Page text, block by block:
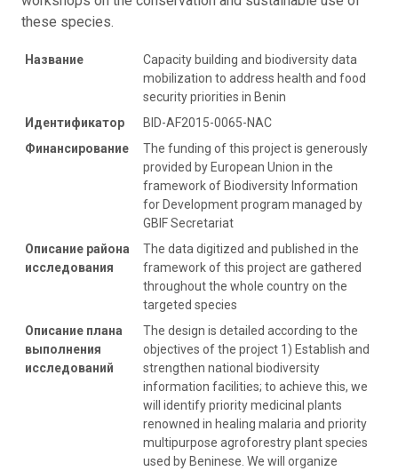
these species.
Название
Capacity building and biodiversity data
mobilization to address health and food
security priorities in Benin
Идентификатор
BID-AF2015-0065-NAC
Финансирование
The funding of this project is generously
provided by European Union in the
framework of Biodiversity Information
for Development program managed by
GBIF Secretariat
Описание района
исследования
The data digitized and published in the
framework of this project are gathered
throughout the whole country on the
targeted species
Описание плана
выполнения
исследований
The design is detailed according to the
objectives of the project 1) Establish and
strengthen national biodiversity
information facilities; to achieve this, we
will identify priority medicinal plants
renowned in healing malaria and priority
multipurpose agroforestry plant species
used by Beninese. We will organize